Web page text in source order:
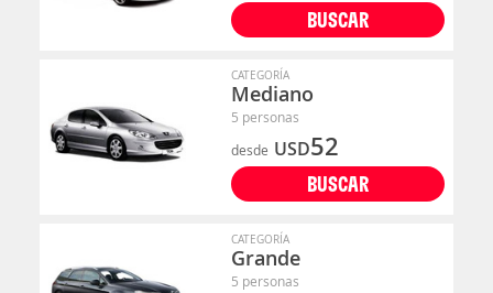
BUSCAR
CATEGORÍA
Mediano
5 personas
desde USD52
BUSCAR
CATEGORÍA
Grande
5 personas